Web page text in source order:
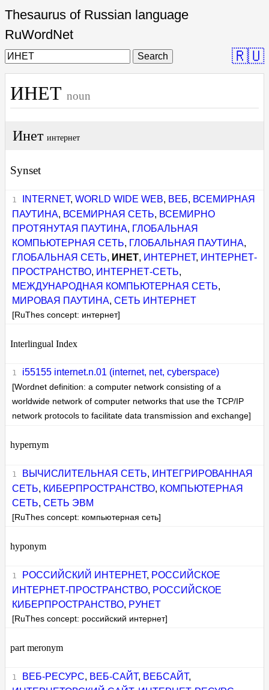
Thesaurus of Russian language
RuWordNet
Search 🇷🇺
ИНЕТ noun
Инет интернет
Synset
INTERNET, WORLD WIDE WEB, ВЕБ, ВСЕМИРНАЯ
ПАУТИНА, ВСЕМИРНАЯ СЕТЬ, ВСЕМИРНО
ПРОТЯНУТАЯ ПАУТИНА, ГЛОБАЛЬНАЯ
КОМПЬЮТЕРНАЯ СЕТЬ, ГЛОБАЛЬНАЯ ПАУТИНА,
ГЛОБАЛЬНАЯ СЕТЬ, ИНЕТ, ИНТЕРНЕТ, ИНТЕРНЕТ-
ПРОСТРАНСТВО, ИНТЕРНЕТ-СЕТЬ,
МЕЖДУНАРОДНАЯ КОМПЬЮТЕРНАЯ СЕТЬ,
МИРОВАЯ ПАУТИНА,СЕТЬ ИНТЕРНЕТ
[RuThes concept: интернет]
Interlingual Index
i55155 internet.n.01 (internet, net, cyberspace)
[Wordnet definition: a computer network consisting of a
worldwide network of computer networks that use the TCP/IP
network protocols to facilitate data transmission and exchange]
hypernym
ВЫЧИСЛИТЕЛЬНАЯ СЕТЬ, ИНТЕГРИРОВАННАЯ
СЕТЬ, КИБЕРПРОСТРАНСТВО, КОМПЬЮТЕРНАЯ
СЕТЬ,СЕТЬ ЭВМ
[RuThes concept: компьютерная сеть]
hyponym
РОССИЙСКИЙ ИНТЕРНЕТ, РОССИЙСКОЕ
ИНТЕРНЕТ-ПРОСТРАНСТВО, РОССИЙСКОЕ
КИБЕРПРОСТРАНСТВО, РУНЕТ
[RuThes concept: российский интернет]
part meronym
ВЕБ-РЕСУРС, ВЕБ-САЙТ, ВЕБСАЙТ,